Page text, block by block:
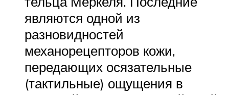
являются одной из
разновидностей
механорецепторов кожи,
передающих осязательные
(тактильные) ощущения в